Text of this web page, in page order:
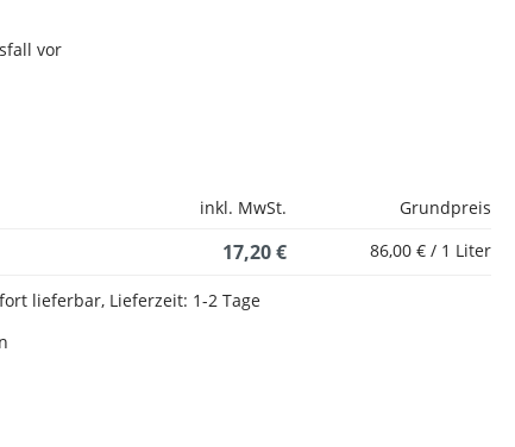
vor
inkl. MwSt.
Grundpreis
17,20 € 86,00 € / 1 Liter
lieferbar, Lieferzeit: 1-2 Tage